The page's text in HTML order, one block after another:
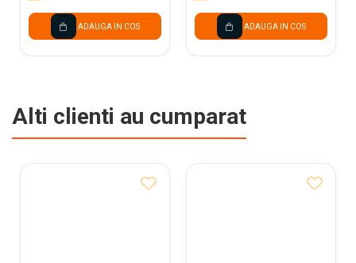
ADAUGA IN COS ADAUGA IN COS
Alti clienti au cumparat